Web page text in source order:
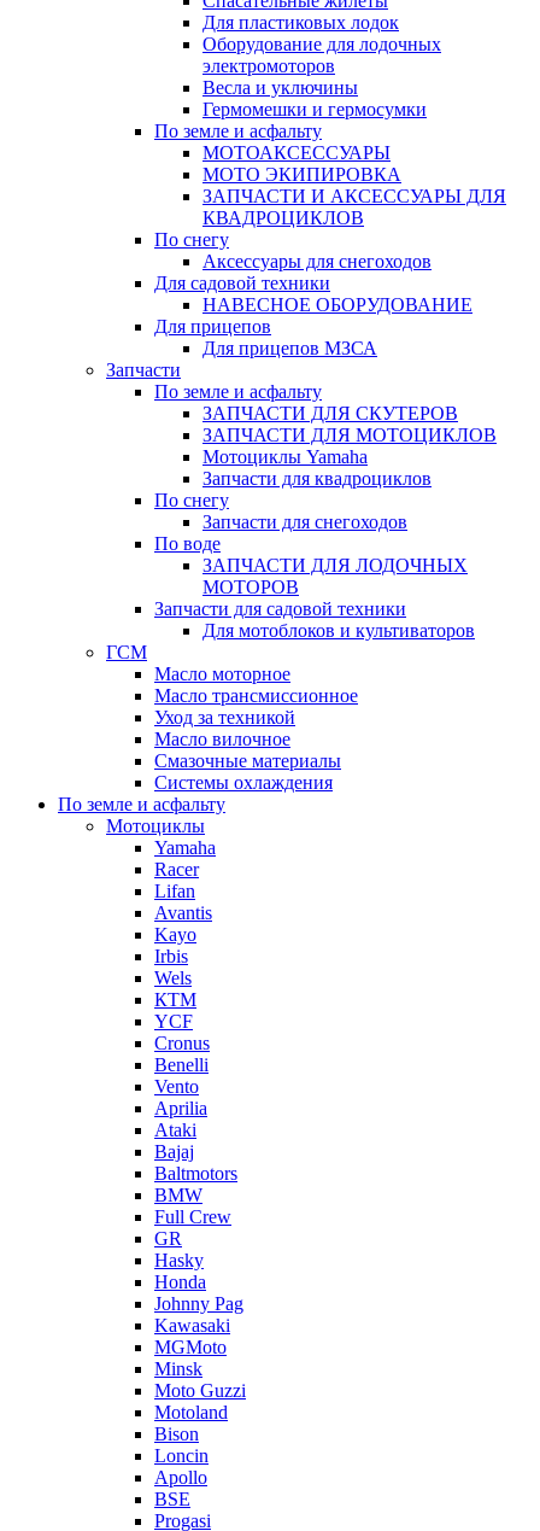
Для пластиковых лодок
Оборудование для лодочных
электромоторов
Весла и уключины
Гермомешки и гермосумки
По земле и асфальту
МОТОАКСЕССУАРЫ
МОТО ЭКИПИРОВКА
ЗАПЧАСТИ И АКСЕССУАРЫ ДЛЯ
КВАДРОЦИКЛОВ
По снегу
Аксессуары для снегоходов
Для садовой техники
НАВЕСНОЕ ОБОРУДОВАНИЕ
Для прицепов
Для прицепов МЗСА
Запчасти
По земле и асфальту
ЗАПЧАСТИ ДЛЯ СКУТЕРОВ
ЗАПЧАСТИ ДЛЯ МОТОЦИКЛОВ
Мотоциклы Yamaha
Запчасти для квадроциклов
По снегу
Запчасти для снегоходов
По воде
ЗАПЧАСТИ ДЛЯ ЛОДОЧНЫХ
МОТОРОВ
Запчасти для садовой техники
Для мотоблоков и культиваторов
ГСМ
Масло моторное
Масло трансмиссионное
Уход за техникой
Масло вилочное
Смазочные материалы
Системы охлаждения
По земле и асфальту
Мотоциклы
Yamaha
Racer
Lifan
Avantis
Kayo
Irbis
Wels
КТМ
YCF
Cronus
Benelli
Vento
Aprilia
Ataki
Bajaj
Baltmotors
BMW
Full Crew
GR
Hasky
Honda
Johnny Pag
Kawasaki
MGMoto
Minsk
Moto Guzzi
Motoland
Bison
Loncin
Apollo
BSE
Progasi